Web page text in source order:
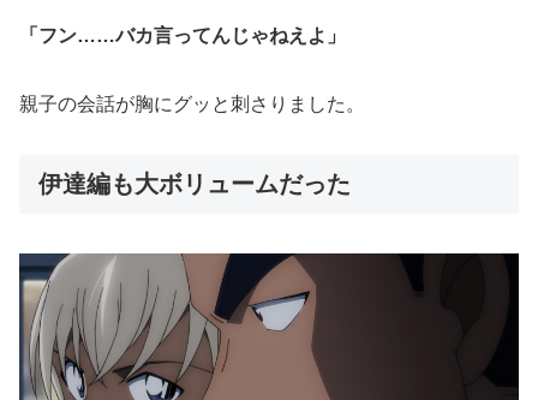
「フン……バカ言ってんじゃねえよ」
親子の会話が胸にグッと刺さりました。
伊達編も大ボリュームだった